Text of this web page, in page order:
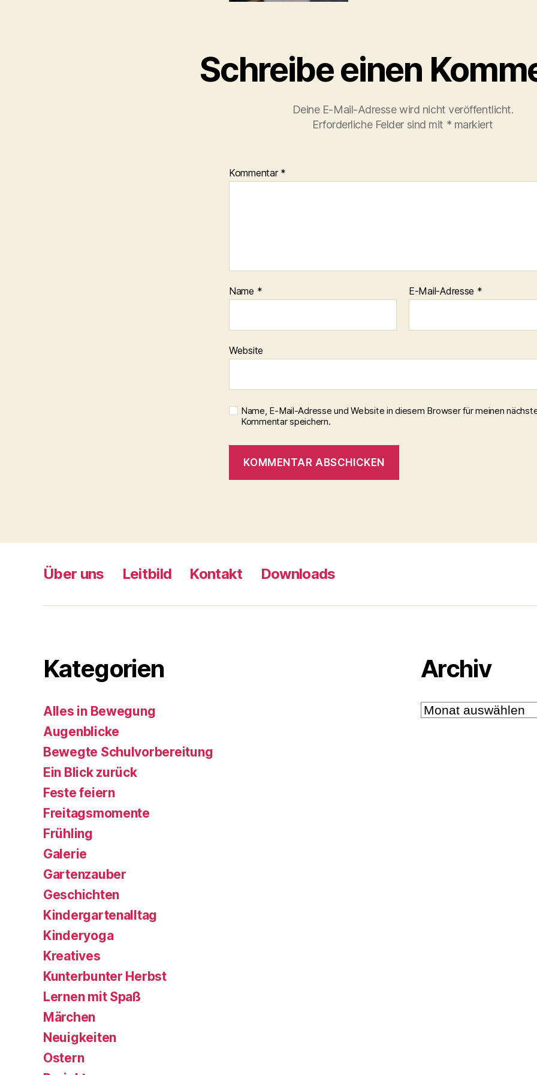
Schreibe einen
Deine E-Mail-Adresse wird nicht veröffentlicht.
Erforderliche Felder sind mit * markiert
Kommentar *
Name * E-Mail-Adresse *
Website
Name, E-Mail-Adresse und Website in diesem Browser für meinen
Kommentar speichern.
Über uns Leitbild Kontakt Downloads
Kategorien
Alles in Bewegung
Augenblicke
Bewegte Schulvorbereitung
Ein Blick zurück
Feste feiern
Freitagsmomente
Frühling
Galerie
Gartenzauber
Geschichten
Kindergartenalltag
Kinderyoga
Kreatives
Kunterbunter Herbst
Lernen mit Spaß
Märchen
Neuigkeiten
Ostern
Archiv
Archiv